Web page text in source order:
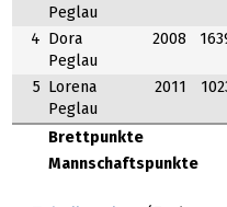
Brettpunkte
Mannschaftspunkte
Peglau
4
Dora
Peglau
2008
5
Lorena
Peglau
2011